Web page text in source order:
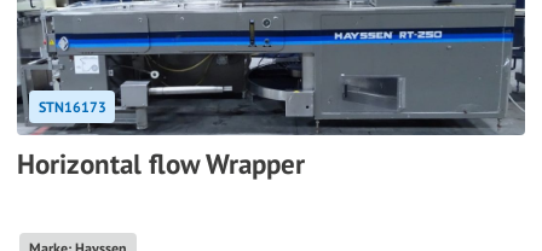
STN16173
Horizontal flow Wrapper